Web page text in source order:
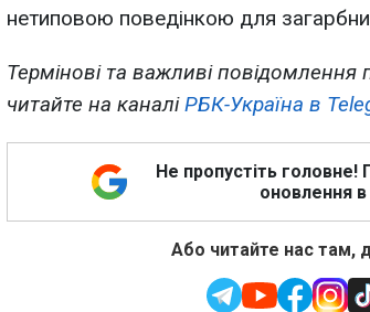
нетиповою поведінкою для
Термінові та важливі повідомлення
читайте на каналі РБК-Україна в
Не пропустіть головне!
оновлення
Або читайте нас там,